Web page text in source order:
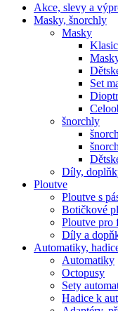
Akce, slevy a
Masky, šnorchly
Masky
Set
šnorchly
Díly,
Ploutve
Ploutve s
Botičkové
Ploutve pro
Díly a
Automatiky,
Automatiky
Octopusy
Sety
Hadice k